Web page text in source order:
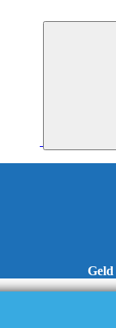
Geld